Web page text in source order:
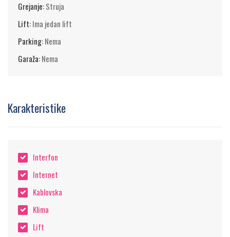
Grejanje:Struja
Lift:Ima jedan lift
Parking:Nema
Garaža:Nema
Karakteristike
Interfon
Internet
Kablovska
Klima
Lift